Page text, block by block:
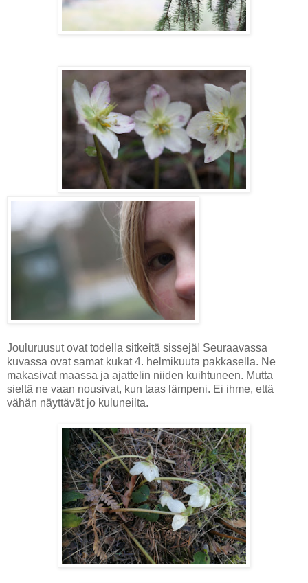
Jouluruusut ovat todella sitkeitä sissejä! Seuraavassa
kuvassa ovat samat kukat 4. helmikuuta pakkasella. Ne
makasivat maassa ja ajattelin niiden kuihtuneen. Mutta
sieltä ne vaan nousivat, kun taas lämpeni. Ei ihme, että
vähän näyttävät jo kuluneilta.